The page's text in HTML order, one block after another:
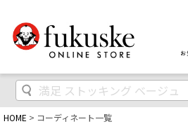
お
HOME コーディネート一覧